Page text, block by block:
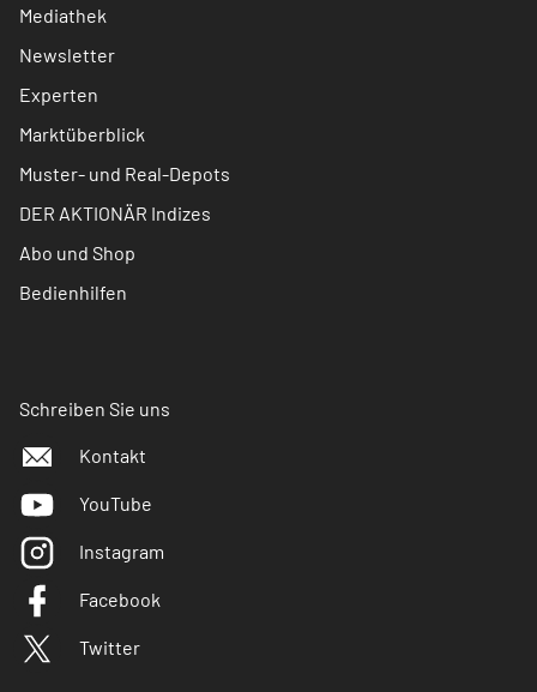
Mediathek
Newsletter
Experten
Marktüberblick
Muster- und Real-Depots
DER AKTIONÄR Indizes
Abo und Shop
Bedienhilfen
Schreiben Sie uns
Kontakt
YouTube
Instagram
Facebook
Twitter